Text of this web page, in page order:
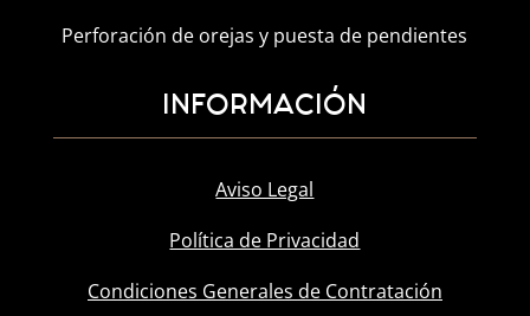
Perforación de orejas y puesta de pendientes
INFORMACIÓN
Aviso Legal
Política de Privacidad
Condiciones Generales de Contratación